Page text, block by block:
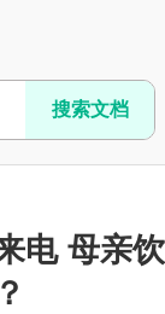
电 母亲饮